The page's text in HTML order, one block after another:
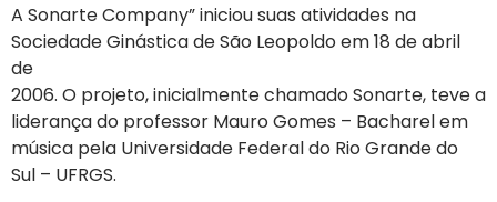
A Sonarte Company” iniciou suas atividades na
Sociedade Ginástica de São Leopoldo em 18 de abril
de
2006. O projeto, inicialmente chamado Sonarte, teve a
liderança do professor Mauro Gomes – Bacharel em
música pela Universidade Federal do Rio Grande do
Sul – UFRGS.